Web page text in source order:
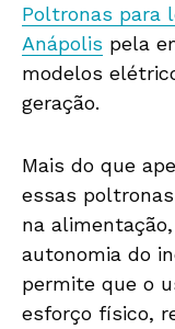
Poltronas para
Anápolis pela
modelos
geração.
Mais do que
essas
na
autonomia do
permite que o
esforço físico,